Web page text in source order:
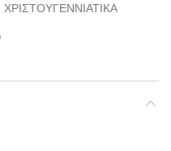
ΧΡΙΣΤΟΥΓΕΝΝΙΑΤΙΚΑ